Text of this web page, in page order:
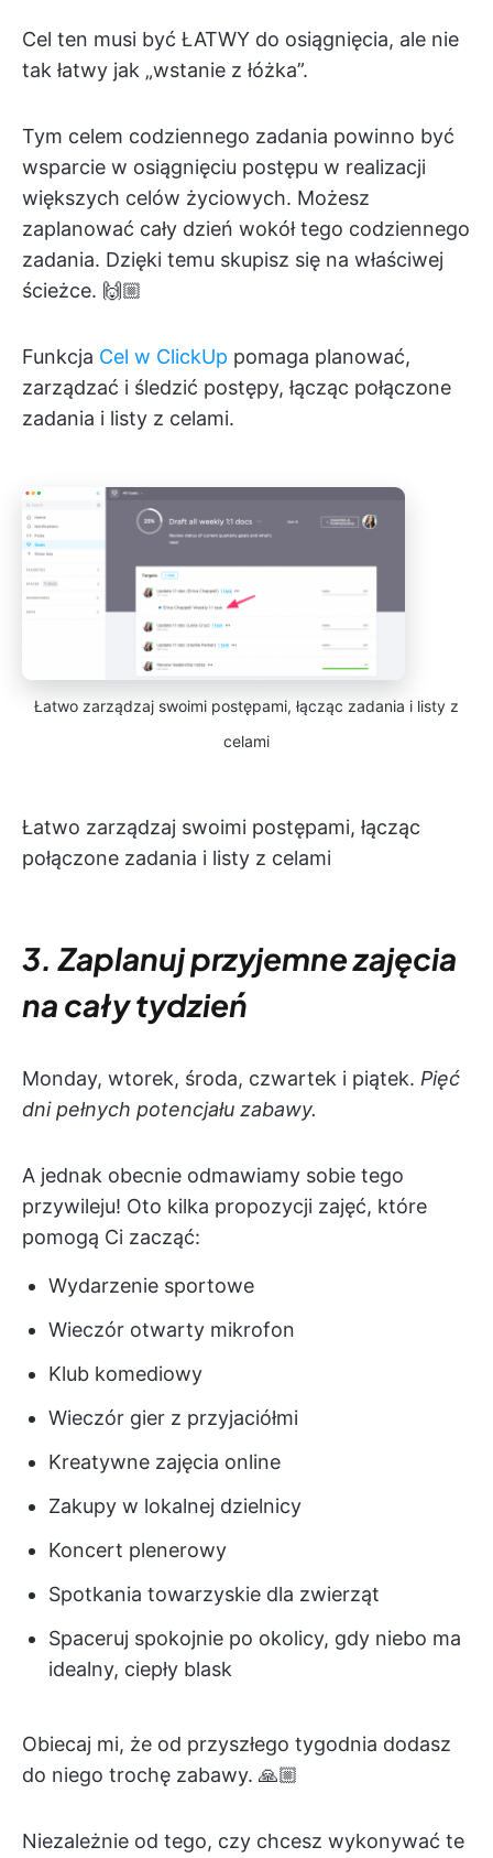
Cel ten musi być ŁATWY do osiągnięcia, ale nie
tak łatwy jak „wstanie z łóżka”.
Tym celem codziennego zadania powinno być
wsparcie w osiągnięciu postępu w realizacji
większych celów życiowych. Możesz
zaplanować cały dzień wokół tego codziennego
zadania. Dzięki temu skupisz się na właściwej
ścieżce. 🙌🏼
Funkcja Cel w ClickUp pomaga planować,
zarządzać i śledzić postępy, łącząc połączone
zadania i listy z celami.
Łatwo zarządzaj swoimi postępami, łącząc zadania i listy z
celami
Łatwo zarządzaj swoimi postępami, łącząc
połączone zadania i listy z celami
3. Zaplanuj przyjemne zajęcia
na cały tydzień
Monday, wtorek, środa, czwartek i piątek. Pięć
dni pełnych potencjału zabawy.
A jednak obecnie odmawiamy sobie tego
przywileju! Oto kilka propozycji zajęć, które
pomogą Ci zacząć:
Wydarzenie sportowe
Wieczór otwarty mikrofon
Klub komediowy
Wieczór gier z przyjaciółmi
Kreatywne zajęcia online
Zakupy w lokalnej dzielnicy
Koncert plenerowy
Spotkania towarzyskie dla zwierząt
Spaceruj spokojnie po okolicy, gdy niebo ma
idealny, ciepły blask
Obiecaj mi, że od przyszłego tygodnia dodasz
do niego trochę zabawy. 🙏🏼
Niezależnie od tego, czy chcesz wykonywać te